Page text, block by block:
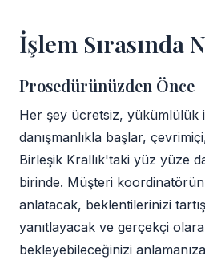
İşlem Sırasında
Prosedürünüzden Önce
Her şey ücretsiz, yükümlülük
danışmanlıkla başlar,
Birleşik Krallık'taki yüz yüze
birinde. Müşteri
anlatacak, beklentilerinizi
yanıtlayacak ve gerçekçi
bekleyebileceğinizi